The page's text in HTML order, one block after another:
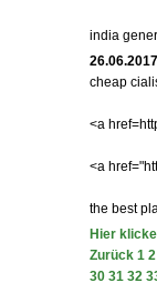
india
26.06.2017
cheap
<a
<a
the best
Hier
Zurück 1 2
30 31 32